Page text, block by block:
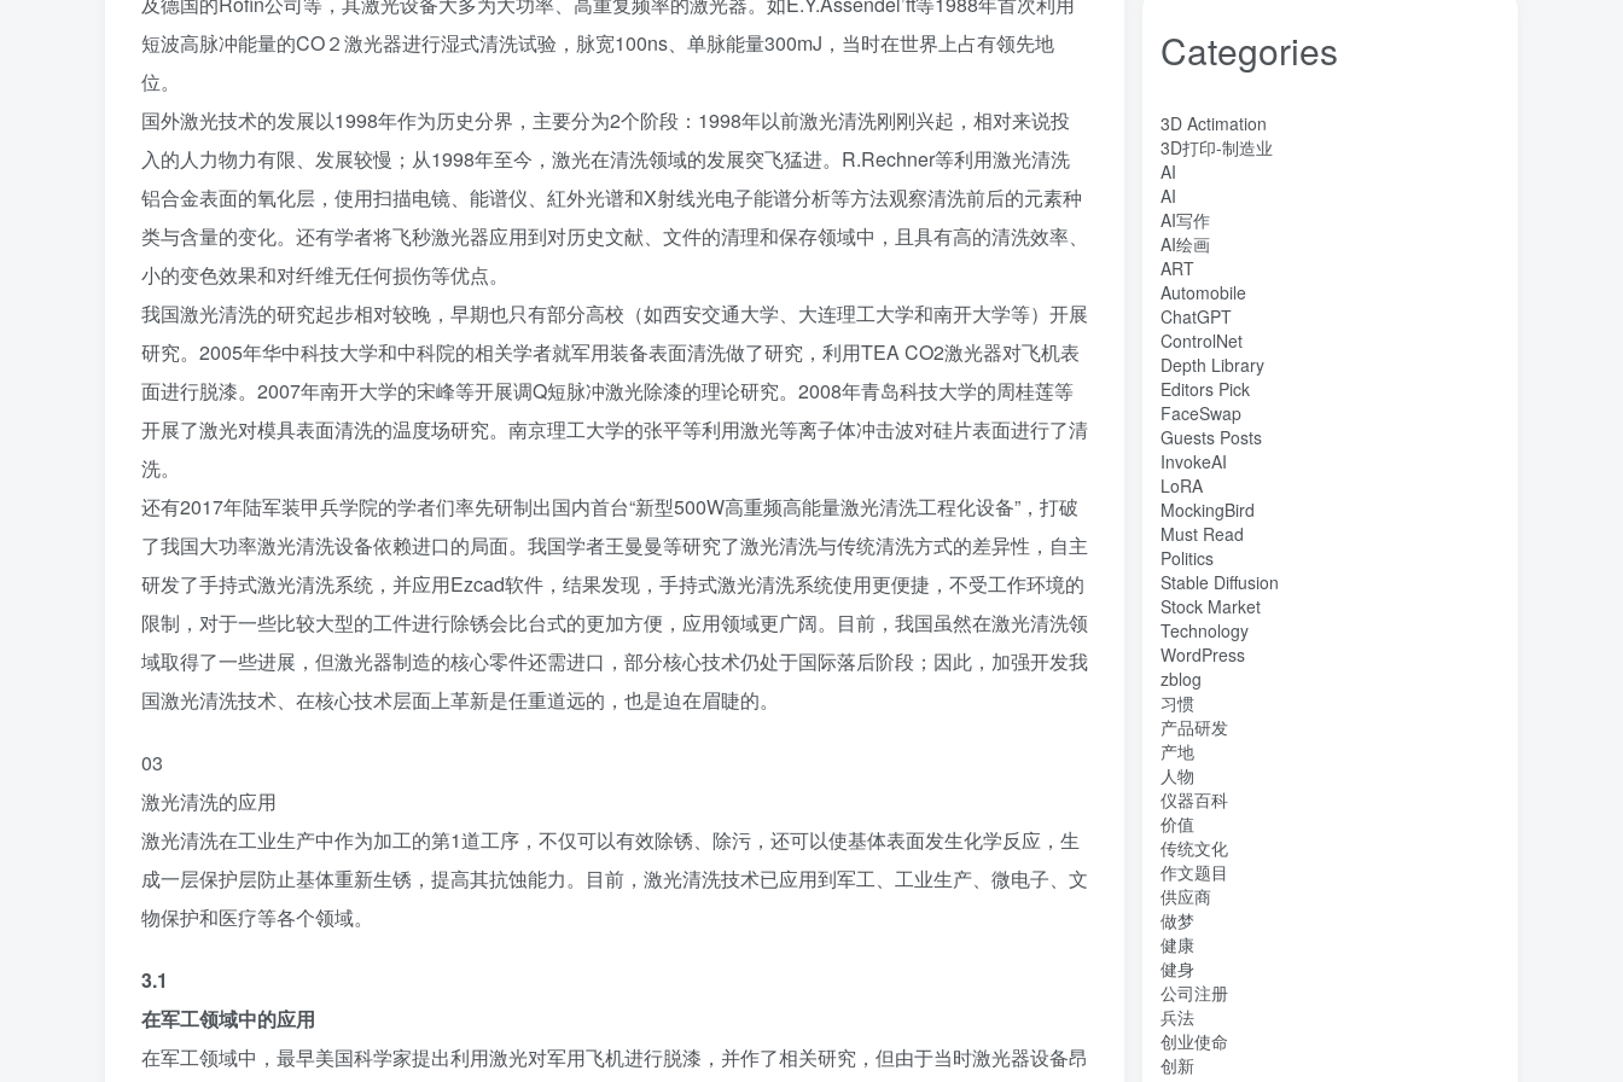
短波高脉冲能量的CO２激光器进行湿式清洗试验，脉宽100ns、单脉能量300mJ，当时在世界上占有领先地
位。
国外激光技术的发展以1998年作为历史分界，主要分为2个阶段：1998年以前激光清洗刚刚兴起，相对来说投
入的人力物力有限、发展较慢；从1998年至今，激光在清洗领域的发展突飞猛进。R.Rechner等利用激光清洗
铝合金表面的氧化层，使用扫描电镜、能谱仪、紅外光谱和X射线光电子能谱分析等方法观察清洗前后的元素种
类与含量的变化。还有学者将飞秒激光器应用到对历史文献、文件的清理和保存领域中，且具有高的清洗效率、
小的变色效果和对纤维无任何损伤等优点。
我国激光清洗的研究起步相对较晚，早期也只有部分高校（如西安交通大学、大连理工大学和南开大学等）开展
研究。2005年华中科技大学和中科院的相关学者就军用装备表面清洗做了研究，利用TEA CO2激光器对飞机表
面进行脱漆。2007年南开大学的宋峰等开展调Q短脉冲激光除漆的理论研究。2008年青岛科技大学的周桂莲等
开展了激光对模具表面清洗的温度场研究。南京理工大学的张平等利用激光等离子体冲击波对硅片表面进行了清
洗。
还有2017年陆军装甲兵学院的学者们率先研制出国内首台“新型500W高重频高能量激光清洗工程化设备”，打破
了我国大功率激光清洗设备依赖进口的局面。我国学者王曼曼等研究了激光清洗与传统清洗方式的差异性，自主
研发了手持式激光清洗系统，并应用Ezcad软件，结果发现，手持式激光清洗系统使用更便捷，不受工作环境的
限制，对于一些比较大型的工件进行除锈会比台式的更加方便，应用领域更广阔。目前，我国虽然在激光清洗领
域取得了一些进展，但激光器制造的核心零件还需进口，部分核心技术仍处于国际落后阶段；因此，加强开发我
国激光清洗技术、在核心技术层面上革新是任重道远的，也是迫在眉睫的。
03
激光清洗的应用
激光清洗在工业生产中作为加工的第1道工序，不仅可以有效除锈、除污，还可以使基体表面发生化学反应，生
成一层保护层防止基体重新生锈，提高其抗蚀能力。目前，激光清洗技术已应用到军工、工业生产、微电子、文
物保护和医疗等各个领域。
3.1
在军工领域中的应用
在军工领域中，最早美国科学家提出利用激光对军用飞机进行脱漆，并作了相关研究，但由于当时激光器设备昂
Categories
3D Actimation
3D打印-制造业
AI
AI
AI写作
AI绘画
ART
Automobile
ChatGPT
ControlNet
Depth Library
Editors Pick
FaceSwap
Guests Posts
InvokeAI
LoRA
MockingBird
Must Read
Politics
Stable Diffusion
Stock Market
Technology
WordPress
zblog
习惯
产品研发
产地
人物
仪器百科
价值
传统文化
作文题目
供应商
做梦
健康
健身
公司注册
兵法
创业使命
创新